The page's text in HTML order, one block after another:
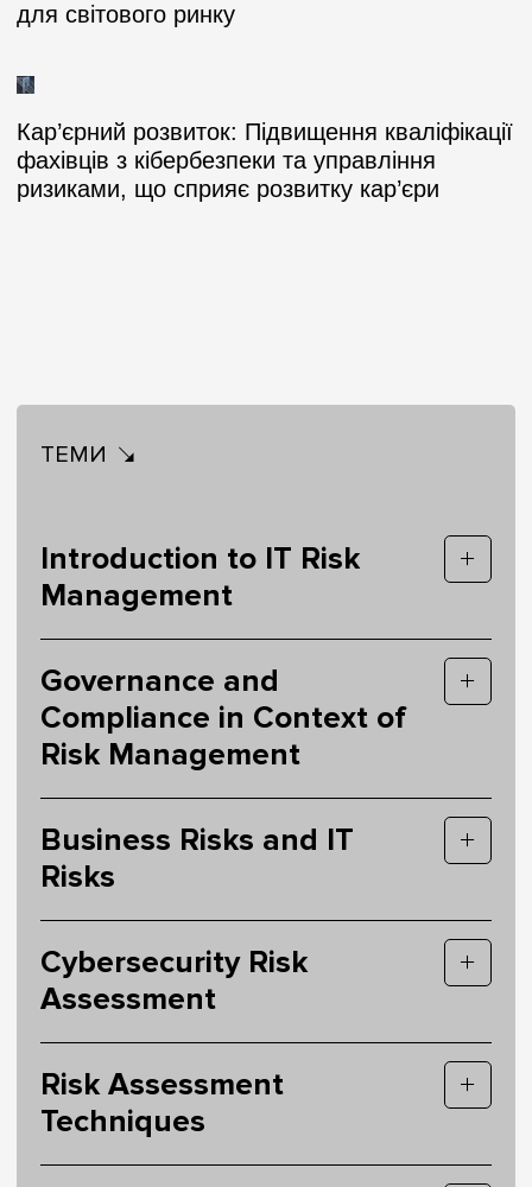
для світового ринку
Кар’єрний розвиток: Підвищення кваліфікації
фахівців з кібербезпеки та управління
ризиками, що сприяє розвитку кар’єри
ТЕМИ
Introduction to IT Risk
Management
Governance and
Compliance in Context of
Risk Management
Business Risks and IT
Risks
Cybersecurity Risk
Assessment
Risk Assessment
Techniques